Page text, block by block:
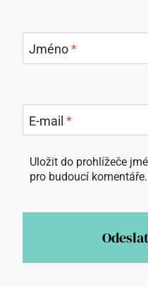
Jméno*
E-mail *
Uložit do prohlížeče
pro budoucí komentáře.